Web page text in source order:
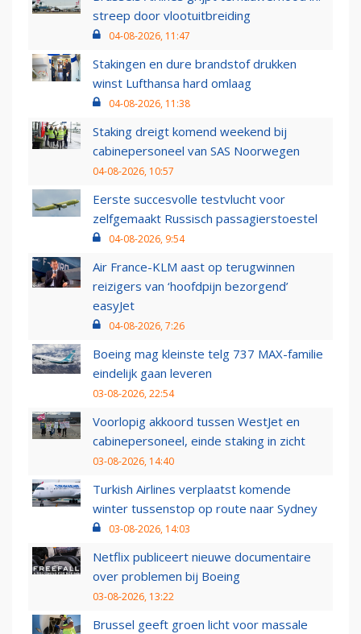
streep door vlootuitbreiding
04-08-2026, 11:47
Stakingen en dure brandstof drukken
winst Lufthansa hard omlaag
04-08-2026, 11:38
Staking dreigt komend weekend bij
cabinepersoneel van SAS Noorwegen
04-08-2026, 10:57
Eerste succesvolle testvlucht voor
zelfgemaakt Russisch passagierstoestel
04-08-2026, 9:54
Air France-KLM aast op terugwinnen
reizigers van ‘hoofdpijn bezorgend’
easyJet
04-08-2026, 7:26
Boeing mag kleinste telg 737 MAX-familie
eindelijk gaan leveren
03-08-2026, 22:54
Voorlopig akkoord tussen WestJet en
cabinepersoneel, einde staking in zicht
03-08-2026, 14:40
Turkish Airlines verplaatst komende
winter tussenstop op route naar Sydney
03-08-2026, 14:03
Netflix publiceert nieuwe documentaire
over problemen bij Boeing
03-08-2026, 13:22
Brussel geeft groen licht voor massale